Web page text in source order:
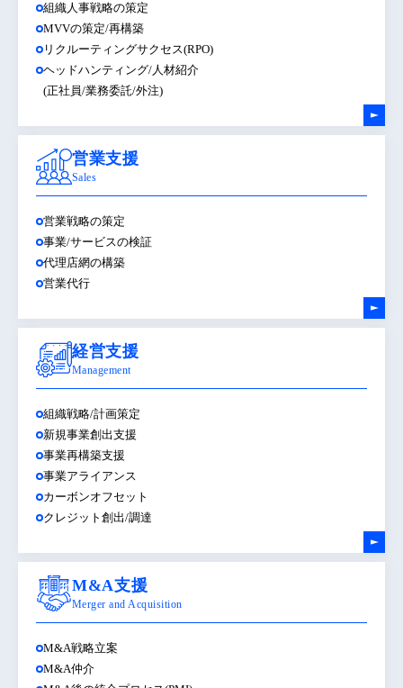
組織人事戦略の策定
MVVの策定/再構築
リクルーティングサクセス(RPO)
ヘッドハンティング/人材紹介
(正社員/業務委託/外注)
営業支援
Sales
営業戦略の策定
事業/サービスの検証
代理店網の構築
営業代行
経営支援
Management
組織戦略/計画策定
新規事業創出支援
事業再構築支援
事業アライアンス
カーボンオフセット
クレジット創出/調達
M&A支援
Merger and Acquisition
M&A戦略立案
M&A仲介